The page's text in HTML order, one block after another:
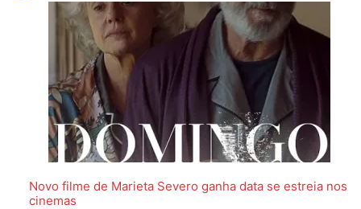
Novo filme de Marieta Severo ganha data se estreia nos
cinemas